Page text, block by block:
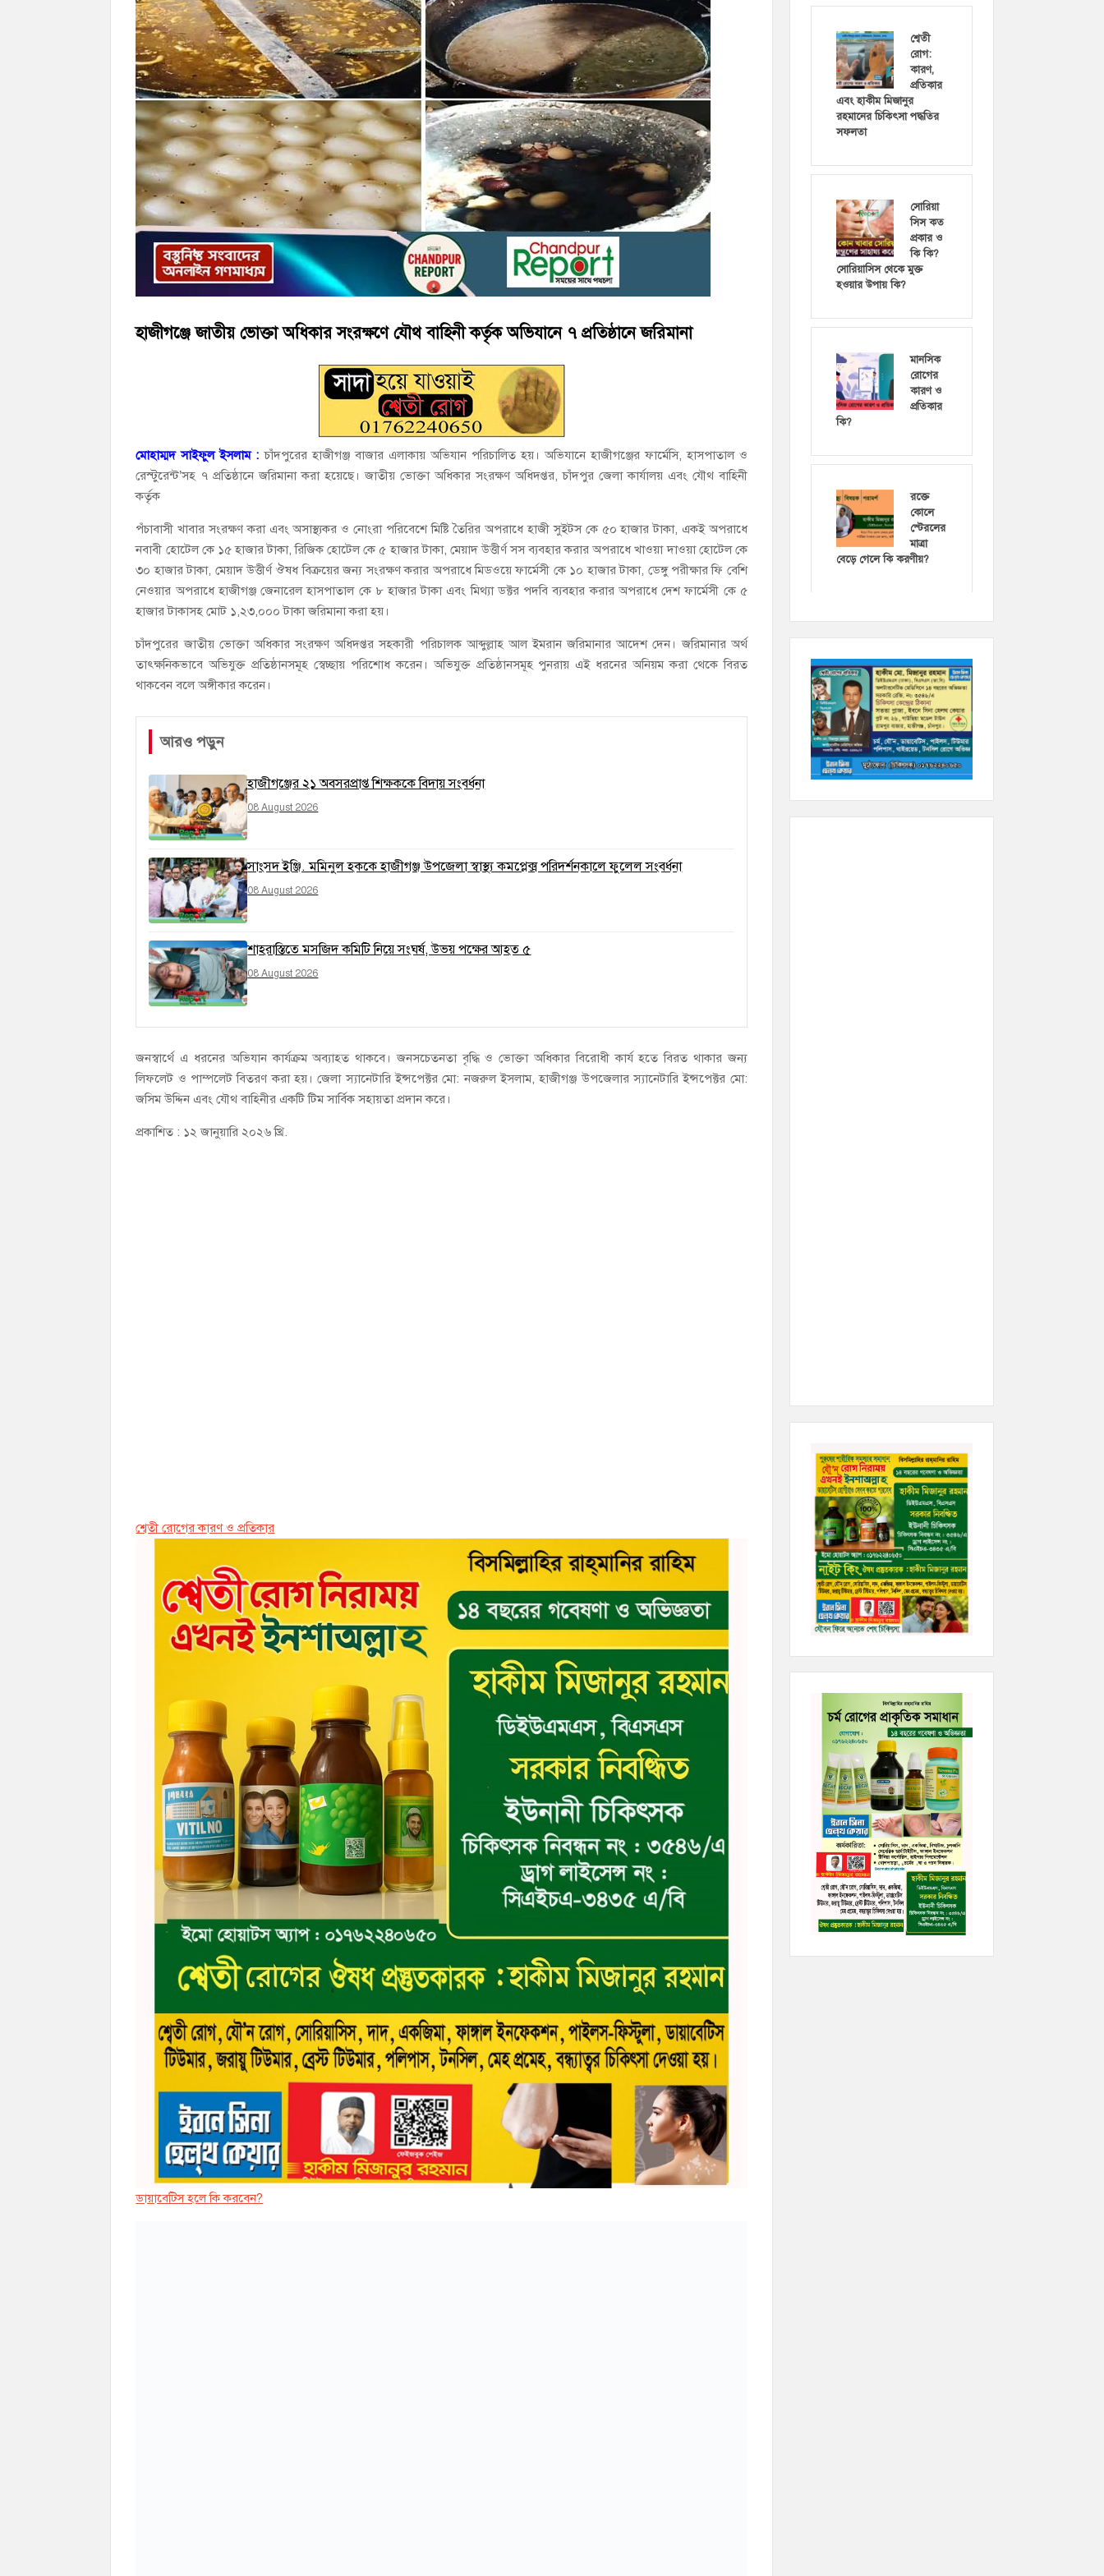
হাজীগঞ্জে ৬ বছরের শিশুকে ধর্ষণের অভিযোগে কেয়ারটেকার আটক
হাজীগঞ্জের রাজারগাঁও উবিতে জুলাই গণঅভ্যুত্থান দিবস পালন
হাজীগঞ্জে জাতীয় ভোক্তা অধিকার সংরক্ষণে যৌথ বাহিনী কর্তৃক অভিযানে ৭ প্রতিষ্ঠানে জরিমানা
মোহাম্মদ সাইফুল ইসলাম :চাঁদপুরের হাজীগঞ্জ বাজার এলাকায় অভিযান পরিচালিত হয়। অভিযানে হাজীগঞ্জের ফার্মেসি, হাসপাতাল ও
রেস্টুরেন্ট’সহ ৭ প্রতিষ্ঠানে জরিমানা করা হয়েছে। জাতীয় ভোক্তা অধিকার সংরক্ষণ অধিদপ্তর, চাঁদপুর জেলা কার্যালয় এবং যৌথ বাহিনী
কর্তৃক
পঁচাবাসী খাবার সংরক্ষণ করা এবং অসাস্থ্যকর ও নোংরা পরিবেশে মিষ্টি তৈরির অপরাধে হাজী সুইটস কে ৫০ হাজার টাকা, একই অপরাধে
নবাবী হোটেল কে ১৫ হাজার টাকা, রিজিক হোটেল কে ৫ হাজার টাকা, মেয়াদ উত্তীর্ণ সস ব্যবহার করার অপরাধে খাওয়া দাওয়া হোটেল কে
৩০ হাজার টাকা, মেয়াদ উত্তীর্ণ ঔষধ বিক্রয়ের জন্য সংরক্ষণ করার অপরাধে মিডওয়ে ফার্মেসী কে ১০ হাজার টাকা, ডেঙ্গু পরীক্ষার ফি বেশি
নেওয়ার অপরাধে হাজীগঞ্জ জেনারেল হাসপাতাল কে ৮ হাজার টাকা এবং মিথ্যা ডক্টর পদবি ব্যবহার করার অপরাধে দেশ ফার্মেসী কে ৫
হাজার টাকাসহ মোট ১,২৩,০০০ টাকা জরিমানা করা হয়।
চাঁদপুরের জাতীয় ভোক্তা অধিকার সংরক্ষণ অধিদপ্তর সহকারী পরিচালক আব্দুল্লাহ আল ইমরান জরিমানার আদেশ দেন। জরিমানার অর্থ
তাৎক্ষনিকভাবে অভিযুক্ত প্রতিষ্ঠানসমূহ স্বেচ্ছায় পরিশোধ করেন। অভিযুক্ত প্রতিষ্ঠানসমূহ পুনরায় এই ধরনের অনিয়ম করা থেকে বিরত
থাকবেন বলে অঙ্গীকার করেন।
আরও পড়ুন
হাজীগঞ্জের ২১ অবসরপ্রাপ্ত শিক্ষককে বিদায় সংবর্ধনা
08 August 2026
সাংসদ ইঞ্জি. মমিনুল হককে হাজীগঞ্জ উপজেলা স্বাস্থ্য কমপ্লেক্স পরিদর্শনকালে ফুলেল সংবর্ধনা
08 August 2026
শাহরাস্তিতে মসজিদ কমিটি নিয়ে সংঘর্ষ, উভয় পক্ষের আহত ৫
08 August 2026
জনস্বার্থে এ ধরনের অভিযান কার্যক্রম অব্যাহত থাকবে। জনসচেতনতা বৃদ্ধি ও ভোক্তা অধিকার বিরোধী কার্য হতে বিরত থাকার জন্য
লিফলেট ও পাম্পলেট বিতরণ করা হয়। জেলা স্যানেটারি ইন্সপেক্টর মো: নজরুল ইসলাম, হাজীগঞ্জ উপজেলার স্যানেটারি ইন্সপেক্টর মো:
জসিম উদ্দিন এবং যৌথ বাহিনীর একটি টিম সার্বিক সহায়তা প্রদান করে।
প্রকাশিত : ১২ জানুয়ারি ২০২৬ খ্রি.
শ্বেতী রোগের কারণ ও প্রতিকার
ডায়াবেট্সি হলে কি করবেন?
শ্বেতী
রোগ:
কারণ,
প্রতিকার
এবং হাকীম মিজানুর
রহমানের চিকিৎসা পদ্ধতির
সফলতা
সোরিয়া
সিস কত
প্রকার ও
কি কি?
সোরিয়াসিস থেকে মুক্ত
হওয়ার উপায় কি?
মানসিক
রোগের
কারণ ও
প্রতিকার
কি?
রক্তে
কোলে
স্টেরলের
মাত্রা
বেড়ে গেলে কি করণীয়?